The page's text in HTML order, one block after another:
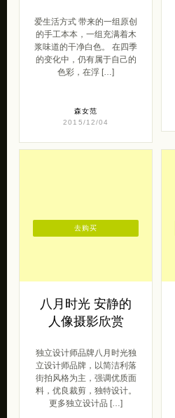
爱生活方式 带来的一组原创
的手工本本，一组充满着木
浆味道的干净白色。 在四季
的变化中，仍有属于自己的
色彩，在浮 […]
森女范
2015/12/04
八月时光 安静的
人像摄影欣赏
独立设计师品牌八月时光独
立设计师品牌，以简洁利落
街拍风格为主，强调优质面
料，优良裁剪，独特设计。
更多独立设计品 […]
去购买